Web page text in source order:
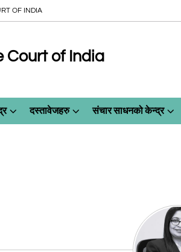
OF INDIA
Court of India
दस्तावेजहरु संचार साधनको केन्द्र